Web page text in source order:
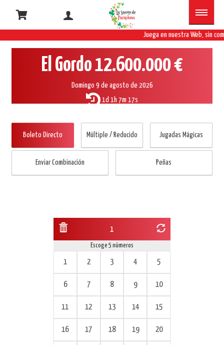
Loter�a
Primitiva
Juega en nuestra Web, sin
El Gordo12.600.000 €
Domingo 9 de agosto de 2026
1d 1h 7m 17s
Boleto Directo Múltiple / Reducido Jugadas Mágicas
Enviar Combinación Peñas
1
Escoge 5 números
1 2 3 4 5
6 7 8 9 10
11 12 13 14 15
16 17 18 19 20